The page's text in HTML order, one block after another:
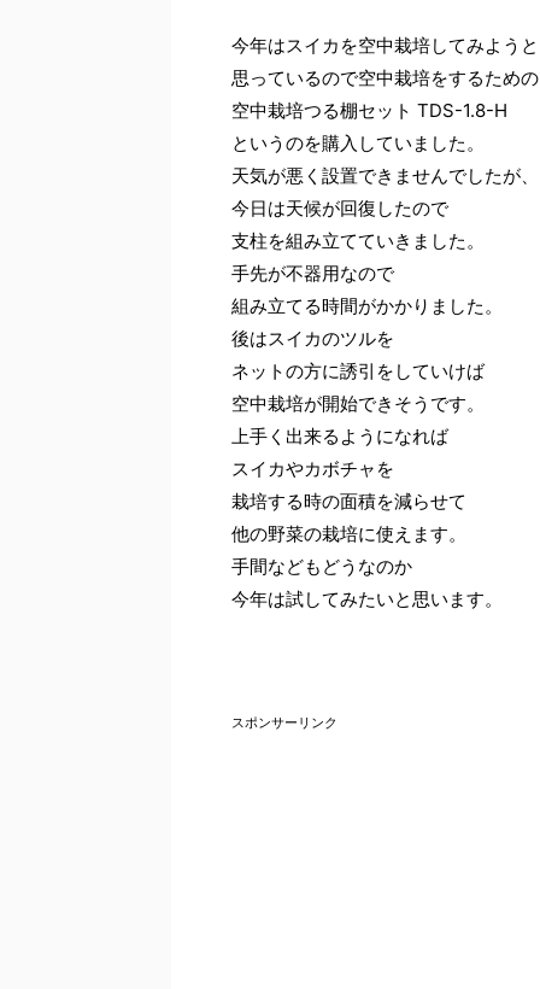
今年はスイカを空中栽培してみようと
思っているので空中栽培をするための
空中栽培つる棚セット TDS-1.8-H
というのを購入していました。
天気が悪く設置できませんでしたが、
今日は天候が回復したので
支柱を組み立てていきました。
手先が不器用なので
組み立てる時間がかかりました。
後はスイカのツルを
ネットの方に誘引をしていけば
空中栽培が開始できそうです。
上手く出来るようになれば
スイカやカボチャを
栽培する時の面積を減らせて
他の野菜の栽培に使えます。
手間などもどうなのか
今年は試してみたいと思います。
スポンサーリンク